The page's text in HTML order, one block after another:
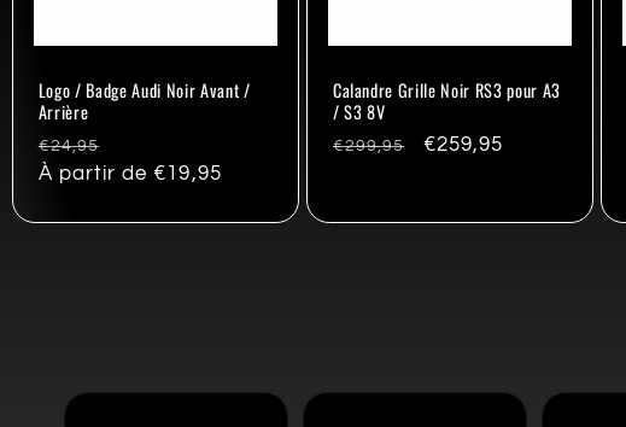
Logo / Badge Audi Noir Avant /
Arrière
Prix
habituel
€24,95
À partir de €19,95
Calandre Grille Noir RS3 pour A3
/ S3 8V
Prix
€299,95 Promo
€259,95